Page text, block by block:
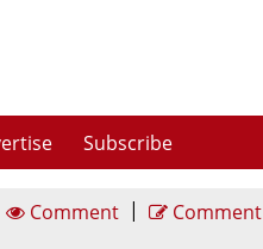
Subscribe
Comment | Comment